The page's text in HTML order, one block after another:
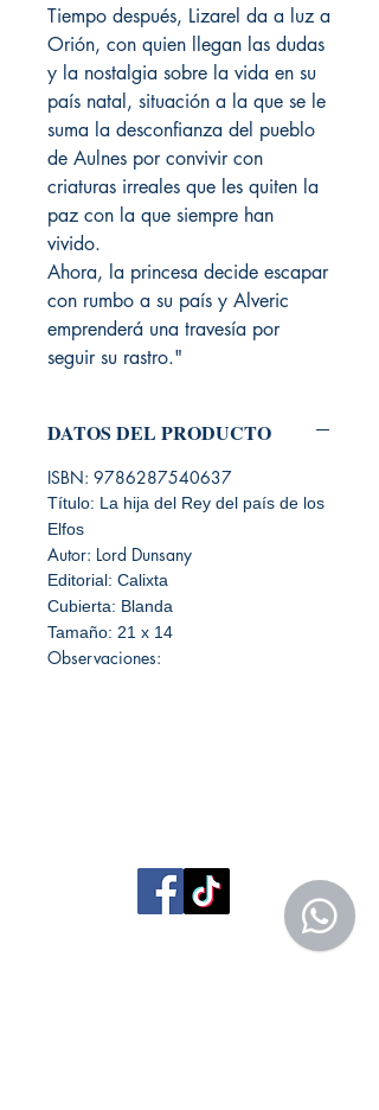
Tiempo después, Lizarel da a luz a
Orión, con quien llegan las dudas
y la nostalgia sobre la vida en su
país natal, situación a la que se le
suma la desconfianza del pueblo
de Aulnes por convivir con
criaturas irreales que les quiten la
paz con la que siempre han
vivido.
Ahora, la princesa decide escapar
con rumbo a su país y Alveric
emprenderá una travesía por
seguir su rastro."
DATOS DEL PRODUCTO
ISBN: 9786287540637
Título: La hija del Rey del país de los
Elfos
Autor: Lord Dunsany
Editorial: Calixta
Cubierta: Blanda
Tamaño: 21 x 14
Observaciones: